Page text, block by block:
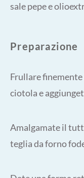
sale pepe e
Preparazione
Frullare
ciotola e
Amalgamate il
teglia da forno